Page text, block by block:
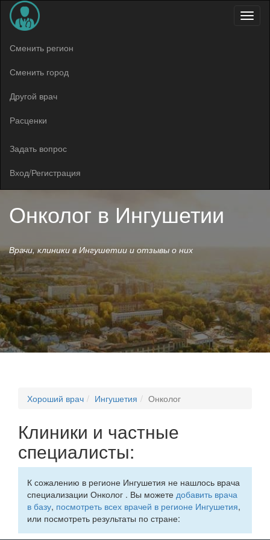
Меню
Сменить регион
Сменить город
Другой врач
Расценки
Задать вопрос
Вход/Регистрация
Онколог в Ингушетии
Врачи, клиники в Ингушетии и отзывы о них
Хороший врач Ингушетия Онколог
Клиники и частные
специалисты:
К сожалению в регионе Ингушетия не нашлось врача
специализации Онколог . Вы можете добавить врача
в базу, посмотреть всех врачей в регионе Ингушетия,
или посмотреть результаты по стране: